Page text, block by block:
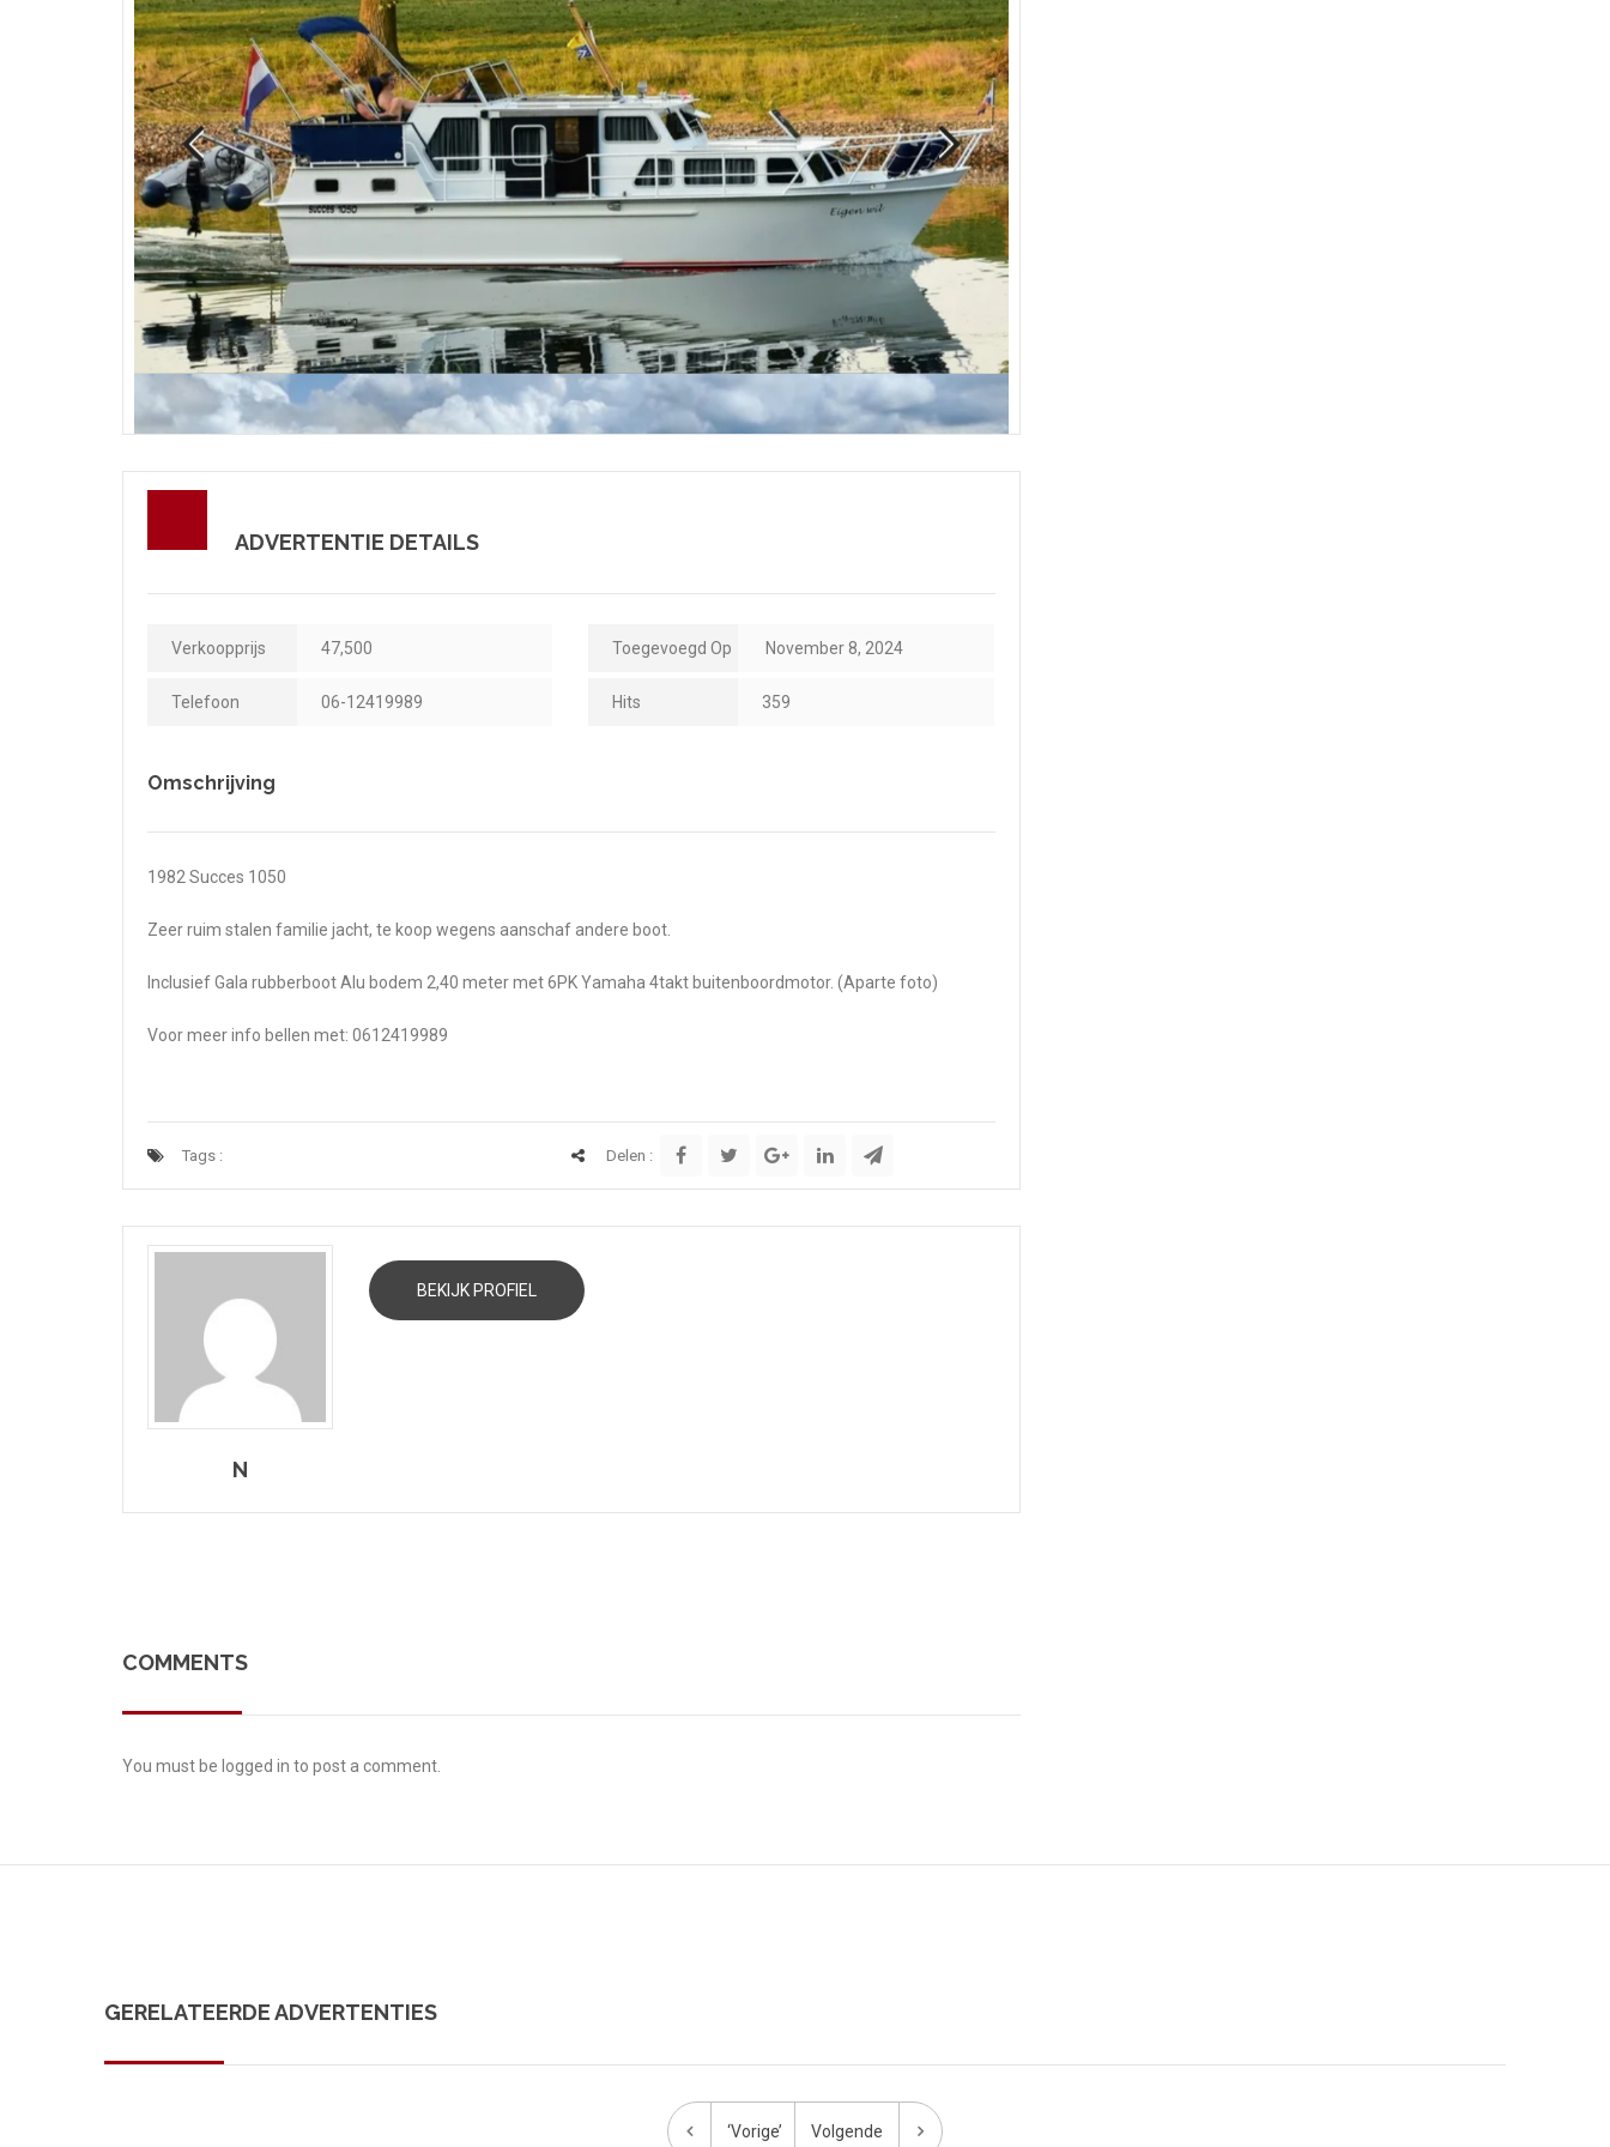
ADVERTENTIE DETAILS
Verkoopprijs 47,500 Toegevoegd Op November 8, 2024
Telefoon 06-12419989 Hits 359
Omschrijving
1982 Succes 1050
Zeer ruim stalen familie jacht, te koop wegens aanschaf andere boot.
Inclusief Gala rubberboot Alu bodem 2,40 meter met 6PK Yamaha 4takt buitenboordmotor. (Aparte foto)
Voor meer info bellen met: 0612419989
Tags : Delen :
N
BEKIJK PROFIEL
COMMENTS
You must be logged in to post a comment.
GERELATEERDE ADVERTENTIES
‘Vorige’ Volgende